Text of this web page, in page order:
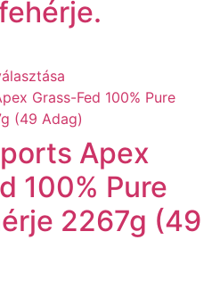
Apex
100% Pure
2267g (49